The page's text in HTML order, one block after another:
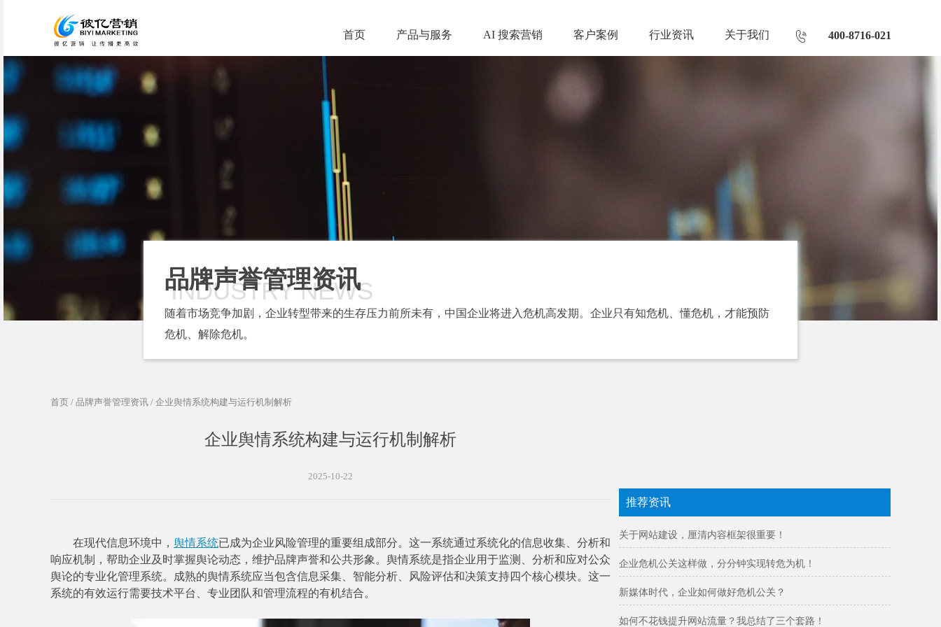
首页 产品与服务 AI 搜索营销 客户案例 行业资讯 关于我们 400-8716-021
品牌声誉管理资讯
INDUSTRY NEWS
随着市场竞争加剧，企业转型带来的生存压力前所未有，中国企业将进入危机高发期。企业只有知危机、懂危机，才能预防
危机、解除危机。
首页 / 品牌声誉管理资讯 / 企业舆情系统构建与运行机制解析
企业舆情系统构建与运行机制解析
2025-10-22
在现代信息环境中， 舆情系统已成为企业风险管理的重要组成部分。这一系统通过系统化的信息收集、分析和
响应机制，帮助企业及时掌握舆论动态，维护品牌声誉和公共形象。舆情系统是指企业用于监测、分析和应对公众
舆论的专业化管理系统。成熟的舆情系统应当包含信息采集、智能分析、风险评估和决策支持四个核心模块。这一
系统的有效运行需要技术平台、专业团队和管理流程的有机结合。
推荐资讯
关于网站建设，厘清内容框架很重要！
企业危机公关这样做，分分钟实现转危为机！
新媒体时代，企业如何做好危机公关？
如何不花钱提升网站流量？我总结了三个套路！